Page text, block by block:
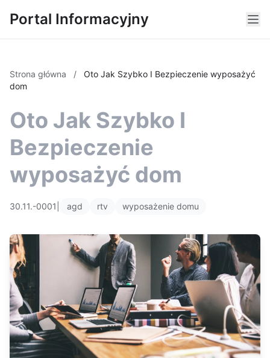
Portal Informacyjny
Strona główna /
Oto Jak Szybko I Bezpieczenie wyposażyć
dom
Oto Jak Szybko I
Bezpieczenie
wyposażyć dom
30.11.-0001 agd rtv wyposażenie domu